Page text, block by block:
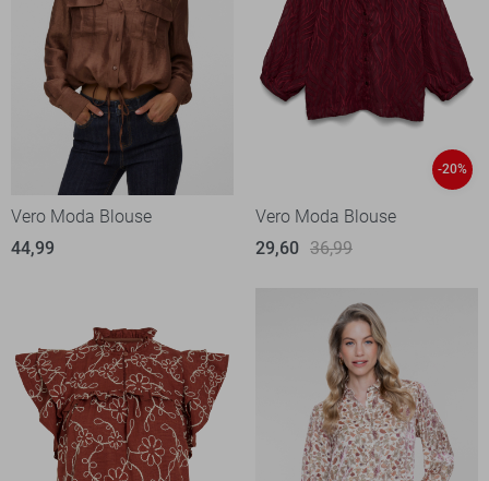
Vero Moda Blouse
44,99
-20%
Vero Moda Blouse
29,60 36,99